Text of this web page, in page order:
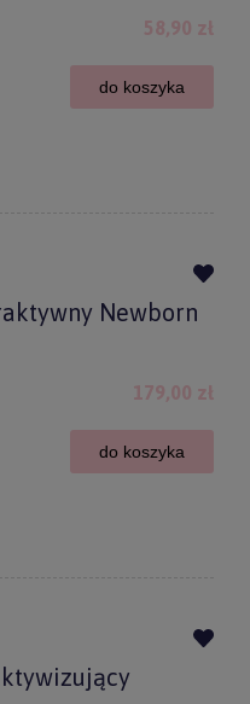
58,90 zł
do koszyka
Newborn
179,00 zł
do koszyka